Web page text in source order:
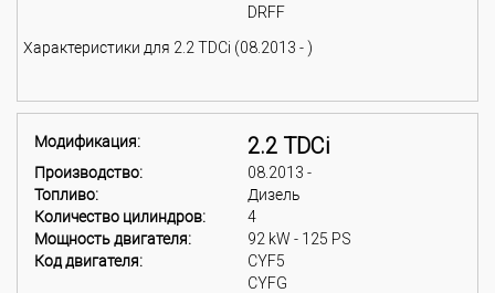
DRFF
Характеристики для 2.2 TDCi (08.2013 - )
Модификация: 2.2 TDCi
Производство:
08.2013 -
Топливо:
Дизель
Количество цилиндров:
4
Мощность двигателя:
92 kW - 125 PS
Код двигателя:
CYF5
CYFG